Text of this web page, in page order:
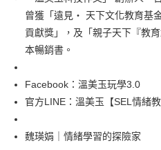
曾獲「遠見‧ 天下文化教育基
貢獻獎」，及「親子天下『教
本暢銷書。
Facebook：溫美玉玩學3.0
官方LINE：溫美玉【SEL情緒教
魏瑛娟｜情緒學習的探險家